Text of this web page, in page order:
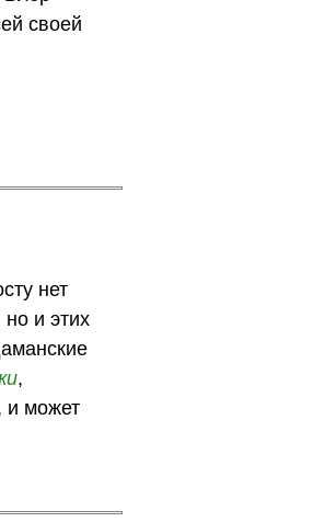
своей
нет
и этих
,
и может